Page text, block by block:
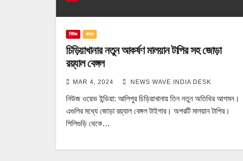
নিউজ রাজ্য
চিড়িয়াখানার নতুন আকর্ষণ মালয়ান টাপির সহ জোড়া
রয়্যাল বেঙ্গল
MAR 4, 2024 NEWS WAVE INDIA DESK
নিউজ ওয়েভ ইন্ডিয়া: আলিপুর চিড়িয়াখানায় তিন নতুন অতিথির আগমন।
এগুলির মধ্যে জোড়া রয়্যাল বেঙ্গল টাইগার। অপরটি মালয়ান টাপির।
শিলিগুড়ি থেকে…